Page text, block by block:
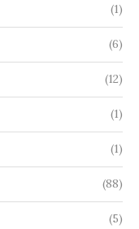
(1)
(6)
(12)
(1)
(1)
(88)
(5)